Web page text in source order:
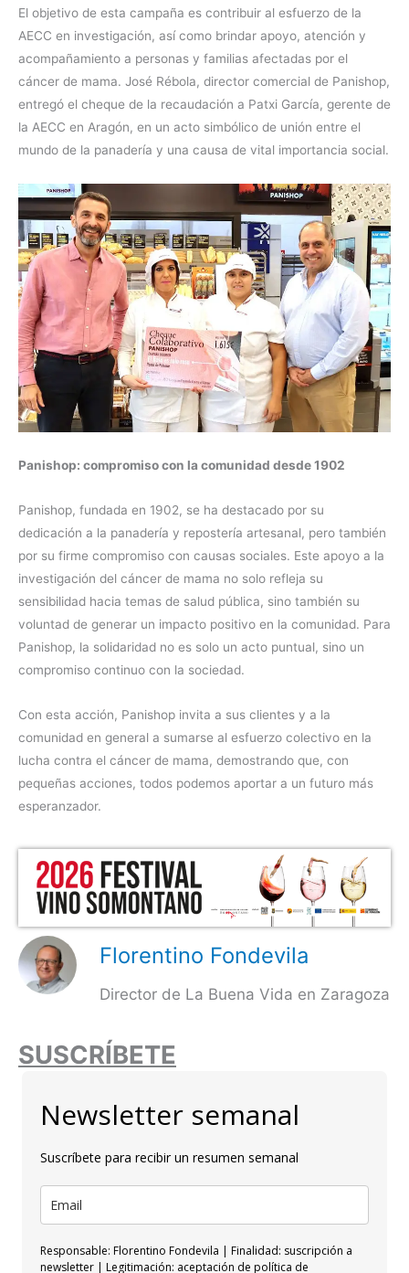
El objetivo de esta campaña es contribuir al esfuerzo de la
AECC en investigación, así como brindar apoyo, atención y
acompañamiento a personas y familias afectadas por el
cáncer de mama. José Rébola, director comercial de Panishop,
entregó el cheque de la recaudación a Patxi García, gerente de
la AECC en Aragón, en un acto simbólico de unión entre el
mundo de la panadería y una causa de vital importancia social.
Panishop: compromiso con la comunidad desde 1902
Panishop, fundada en 1902, se ha destacado por su
dedicación a la panadería y repostería artesanal, pero también
por su firme compromiso con causas sociales. Este apoyo a la
investigación del cáncer de mama no solo refleja su
sensibilidad hacia temas de salud pública, sino también su
voluntad de generar un impacto positivo en la comunidad. Para
Panishop, la solidaridad no es solo un acto puntual, sino un
compromiso continuo con la sociedad.
Con esta acción, Panishop invita a sus clientes y a la
comunidad en general a sumarse al esfuerzo colectivo en la
lucha contra el cáncer de mama, demostrando que, con
pequeñas acciones, todos podemos aportar a un futuro más
esperanzador.
Florentino Fondevila
Director de La Buena Vida en Zaragoza
SUSCRÍBETE
Newsletter semanal
Suscríbete para recibir un resumen semanal
Responsable: Florentino Fondevila | Finalidad: suscripción a
newsletter | Legitimación: aceptación de política de